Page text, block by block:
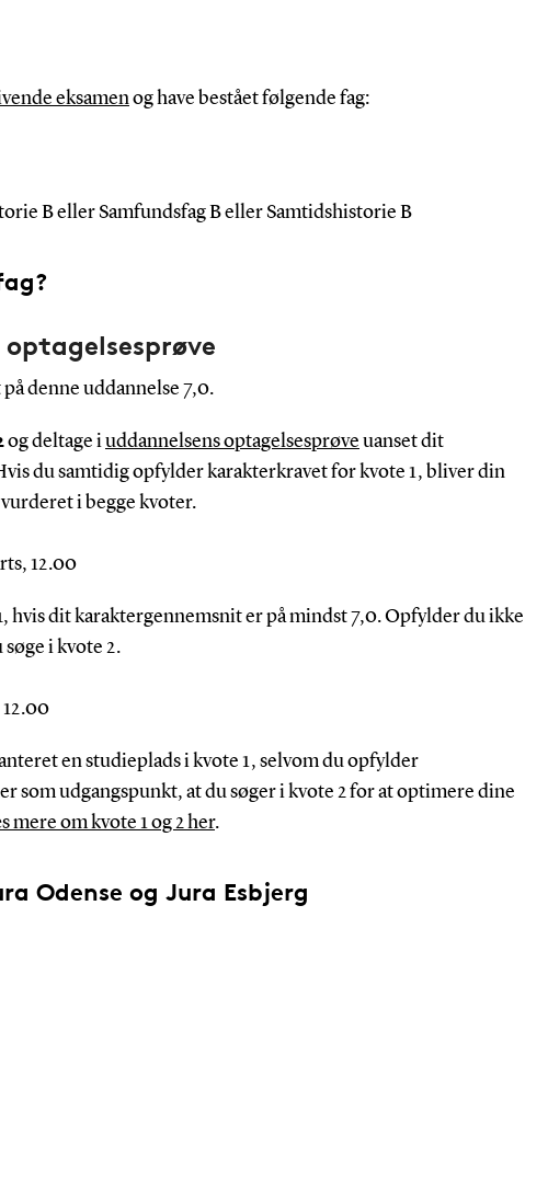
eksamen og have bestået følgende fag:
B eller Samfundsfag B eller Samtidshistorie B
denne uddannelse 7,0.
og deltage i uddannelsens optagelsesprøve uanset dit
du samtidig opfylder karakterkravet for kvote 1, bliver din
i begge kvoter.
12.00
, hvis dit karaktergennemsnit er på mindst 7,0. Opfylder du ikke
i kvote 2.
en studieplads i kvote 1, selvom du opfylder
som udgangspunkt, at du søger i kvote 2 for at optimere dine
mere om kvote 1 og 2 her.
Odense og Jura Esbjerg